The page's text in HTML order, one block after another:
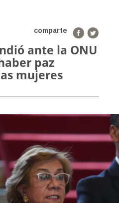
comparte
ante la ONU
paz
mujeres